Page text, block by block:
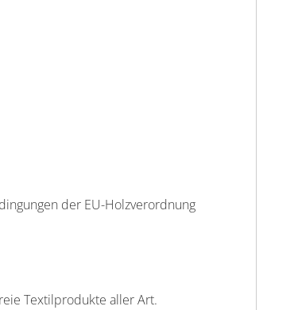
der EU-Holzverordnung
Textilprodukte aller Art.